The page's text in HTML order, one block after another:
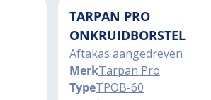
TARPAN PRO
ONKRUIDBORSTEL
Aftakas aangedreven
MerkTarpan Pro
TypeTPOB-60